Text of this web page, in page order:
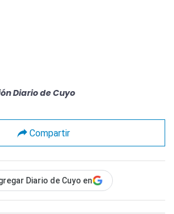
Diario de Cuyo
Compartir
Diario de Cuyo en